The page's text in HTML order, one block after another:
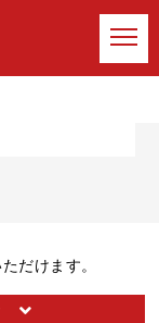
だけます。